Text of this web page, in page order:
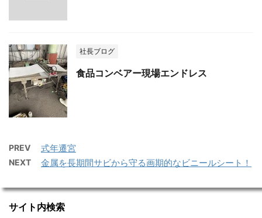
社長ブログ
食品コンベアー現場エンドレス
PREV 式年遷宮
NEXT 金属を長期間サビから守る画期的なビニールシート！
サイト内検索